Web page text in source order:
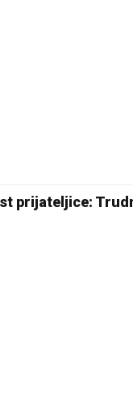
prijateljice: